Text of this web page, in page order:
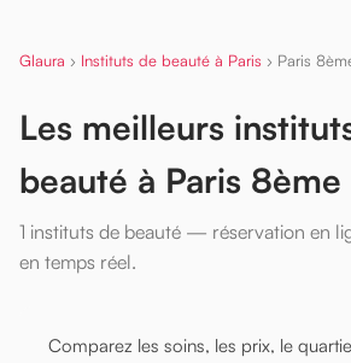
Glaura › Instituts de beauté à Paris › Paris
Les meilleurs
beauté à Paris 8ème
1 instituts de beauté — réservation en
en temps réel.
Comparez les soins, les prix, le